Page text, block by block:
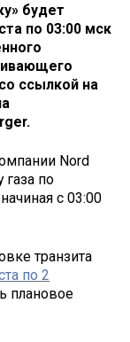
будет
по 03:00 мск
ссылкой на
Nord
газа по
с 03:00
транзита
по 2
плановое